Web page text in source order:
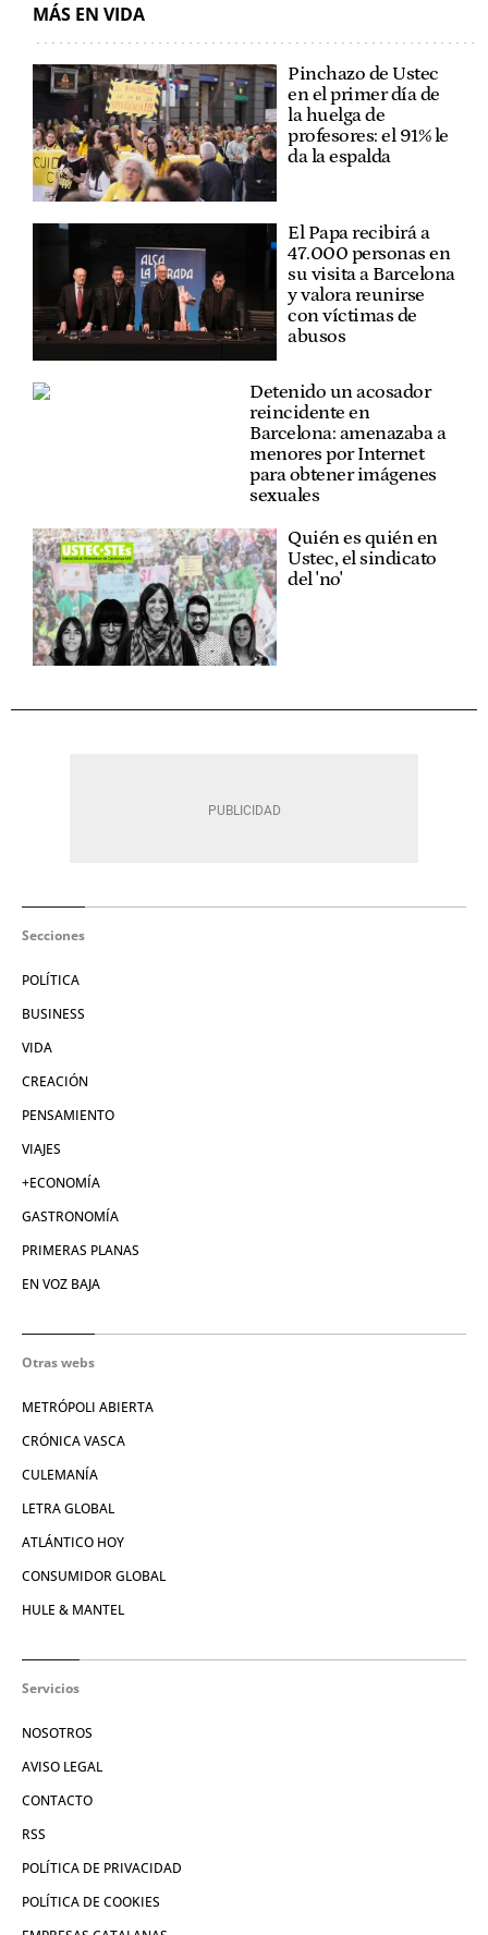
MÁS EN VIDA
Pinchazo de Ustec
en el primer día de
la huelga de
profesores: el 91% le
da la espalda
El Papa recibirá a
47.000 personas en
su visita a Barcelona
y valora reunirse
con víctimas de
abusos
Detenido un acosador
reincidente en
Barcelona: amenazaba a
menores por Internet
para obtener imágenes
sexuales
Quién es quién en
Ustec, el sindicato
del 'no'
Secciones
POLÍTICA
BUSINESS
VIDA
CREACIÓN
PENSAMIENTO
VIAJES
+ECONOMÍA
GASTRONOMÍA
PRIMERAS PLANAS
EN VOZ BAJA
Otras webs
METRÓPOLI ABIERTA
CRÓNICA VASCA
CULEMANÍA
LETRA GLOBAL
ATLÁNTICO HOY
CONSUMIDOR GLOBAL
HULE & MANTEL
Servicios
NOSOTROS
AVISO LEGAL
CONTACTO
RSS
POLÍTICA DE PRIVACIDAD
POLÍTICA DE COOKIES